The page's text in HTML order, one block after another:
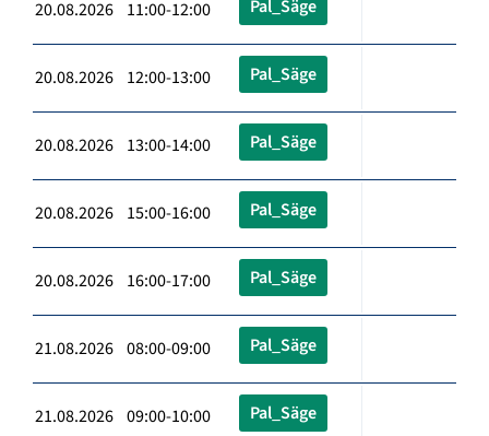
20.08.2026 11:00-12:00 Pal_Säge
20.08.2026 12:00-13:00 Pal_Säge
20.08.2026 13:00-14:00 Pal_Säge
20.08.2026 15:00-16:00 Pal_Säge
20.08.2026 16:00-17:00 Pal_Säge
21.08.2026 08:00-09:00 Pal_Säge
21.08.2026 09:00-10:00 Pal_Säge